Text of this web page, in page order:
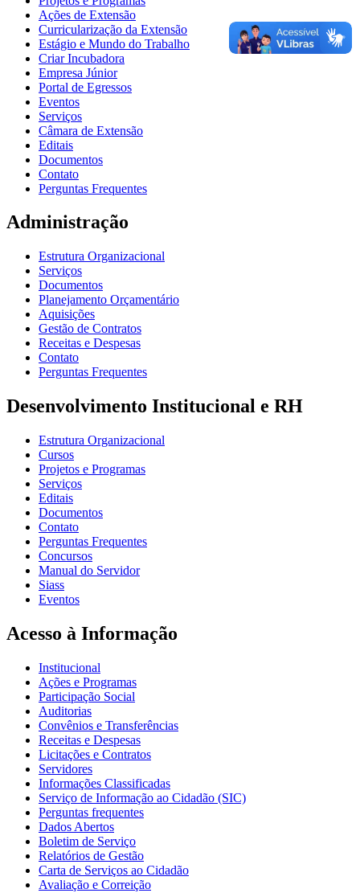
Ações de Extensão
Curricularização da Extensão
Estágio e Mundo do Trabalho
Criar Incubadora
Empresa Júnior
Portal de Egressos
Eventos
Serviços
Câmara de Extensão
Editais
Documentos
Contato
Perguntas Frequentes
Administração
Estrutura Organizacional
Serviços
Documentos
Planejamento Orçamentário
Aquisições
Gestão de Contratos
Receitas e Despesas
Contato
Perguntas Frequentes
Desenvolvimento Institucional e RH
Estrutura Organizacional
Cursos
Projetos e Programas
Serviços
Editais
Documentos
Contato
Perguntas Frequentes
Concursos
Manual do Servidor
Siass
Eventos
Acesso à Informação
Institucional
Ações e Programas
Participação Social
Auditorias
Convênios e Transferências
Receitas e Despesas
Licitações e Contratos
Servidores
Informações Classificadas
Serviço de Informação ao Cidadão (SIC)
Perguntas frequentes
Dados Abertos
Boletim de Serviço
Relatórios de Gestão
Carta de Serviços ao Cidadão
Avaliação e Correição